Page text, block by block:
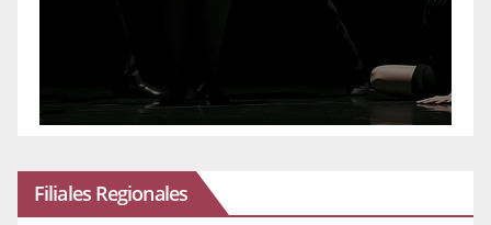
Filiales Regionales